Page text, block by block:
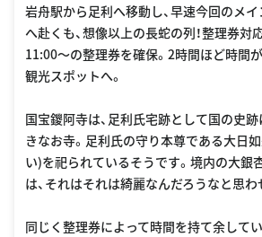
岩舟駅から足利へ移動し、早速今回のメイ
へ赴くも、想像以上の長蛇の列！整理券対
11:00〜の整理券を確保。2時間ほど時間
観光スポットへ。
国宝鑁阿寺は、足利氏宅跡として国の史
きなお寺。足利氏の守り本尊である大日
い)を祀られているそうです。境内の大銀
は、それはそれは綺麗なんだろうなと思わ
同じく整理券によって時間を持て余して